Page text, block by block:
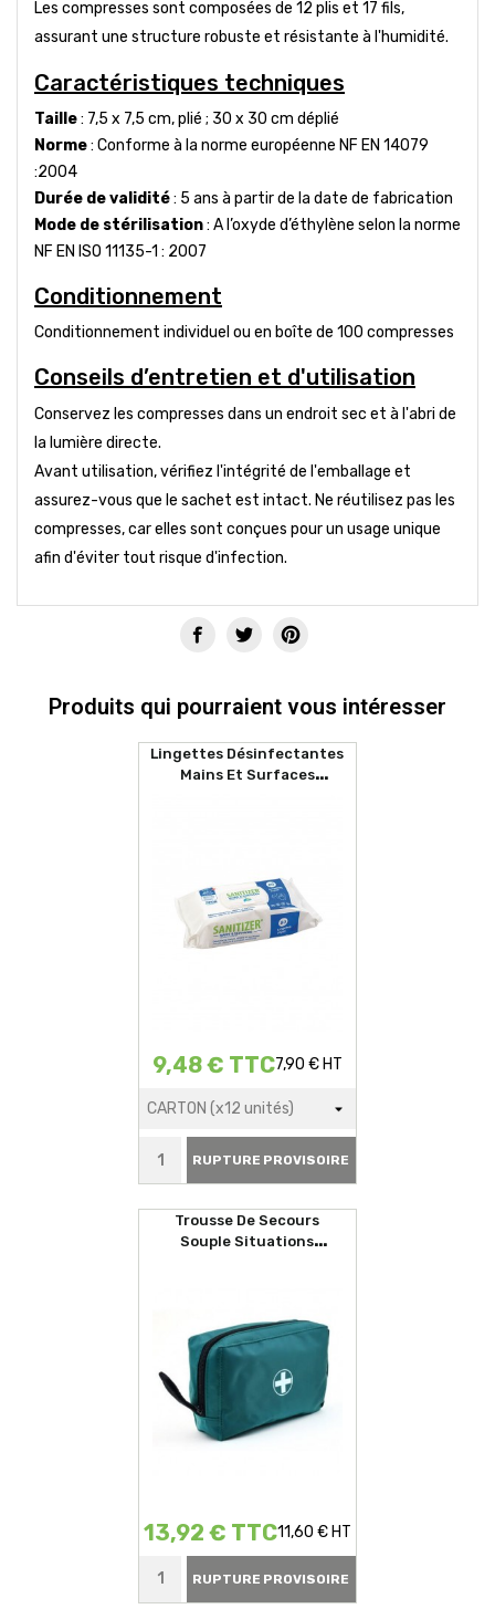
Les compresses sont composées de 12 plis et 17 fils,
assurant une structure robuste et résistante à l'humidité.
Caractéristiques techniques
Taille: 7,5 x 7,5 cm, plié ; 30 x 30 cm déplié
Norme: Conforme à la norme européenne NF EN 14079
:2004
Durée de validité: 5 ans à partir de la date de fabrication
Mode de stérilisation: A l’oxyde d’éthylène selon la norme
NF EN ISO 11135-1 : 2007
Conditionnement
Conditionnement individuel ou en boîte de 100 compresses
Conseils d’entretien et d'utilisation
Conservez les compresses dans un endroit sec et à l'abri de
la lumière directe.
Avant utilisation, vérifiez l'intégrité de l'emballage et
assurez-vous que le sachet est intact. Ne réutilisez pas les
compresses, car elles sont conçues pour un usage unique
afin d'éviter tout risque d'infection.
Produits qui pourraient vous intéresser
Lingettes Désinfectantes
Mains Et Surfaces
9,48 € TTC7,90 € HT
RUPTURE PROVISOIRE
Trousse De Secours
Souple Situations
13,92 € TTC11,60 € HT
RUPTURE PROVISOIRE